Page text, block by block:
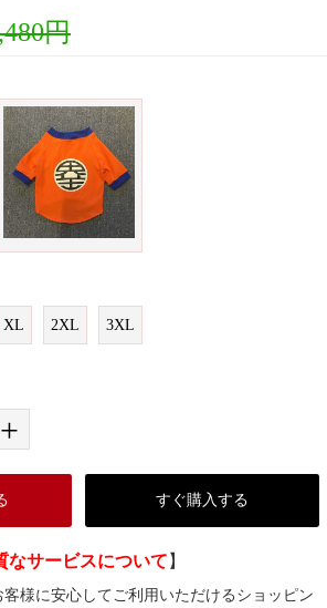
円
XL 2XL 3XL
+
すぐ購入する
なサービスについて 】
様に安心してご利用いただけるショッピン